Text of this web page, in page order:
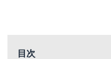
目次